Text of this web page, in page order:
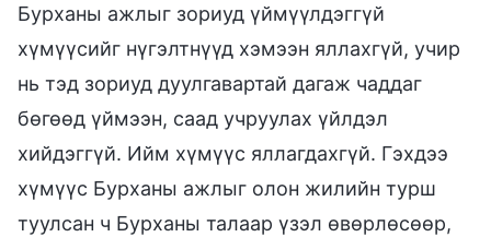
Бурханы ажлыг зориуд үймүүлдэггүй
хүмүүсийг нүгэлтнүүд хэмээн яллахгүй, учир
нь тэд зориуд дуулгавартай дагаж чаддаг
бөгөөд үймээн, саад учруулах үйлдэл
хийдэггүй. Ийм хүмүүс яллагдахгүй. Гэхдээ
хүмүүс Бурханы ажлыг олон жилийн турш
туулсан ч Бурханы талаар үзэл өвөрлөсөөр,